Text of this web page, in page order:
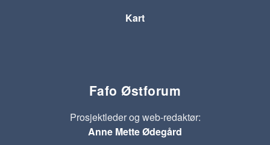
Kart
Fafo Østforum
Prosjektleder og web-redaktør:
Anne Mette Ødegård